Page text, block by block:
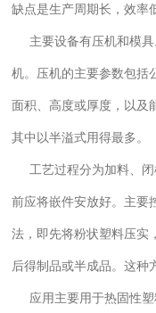
缺点是生产周期长，效率
主要设备有压机和模具
机。压机的主要参数包括
面积、高度或厚度，以及
其中以半溢式用得最多。
工艺过程分为加料、闭
前应将嵌件安放好。主要
法，即先将粉状塑料压实
后得制品或半成品。这种
应用主要用于热固性塑